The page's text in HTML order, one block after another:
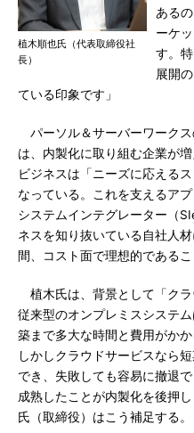
植木順也氏（代表取締役社
長）
ある
ーケ
す。
展開
ている印象です」
パーソル＆サーバーワークス
は、内製化に取り組む企業が
ビジネスは「ニーズに応える
なっている。これを支えるア
システムインテグレーター（
ネスを知り抜いている自社人
間、コスト面で理想的であるこ
植木氏は、背景として「クラ
従来型のオンプレミスシステ
築まで多大な時間と費用がか
しかしクラウドサービスなら
でき、失敗しても容易に撤退
成熟したことが内製化を後押
氏（取締役）はこう補足する。